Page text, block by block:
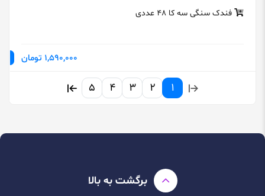
فندک سنگی سه کا 48 عددی
1,590,000 تومان
1
2
3
4
5
برگشت به بالا